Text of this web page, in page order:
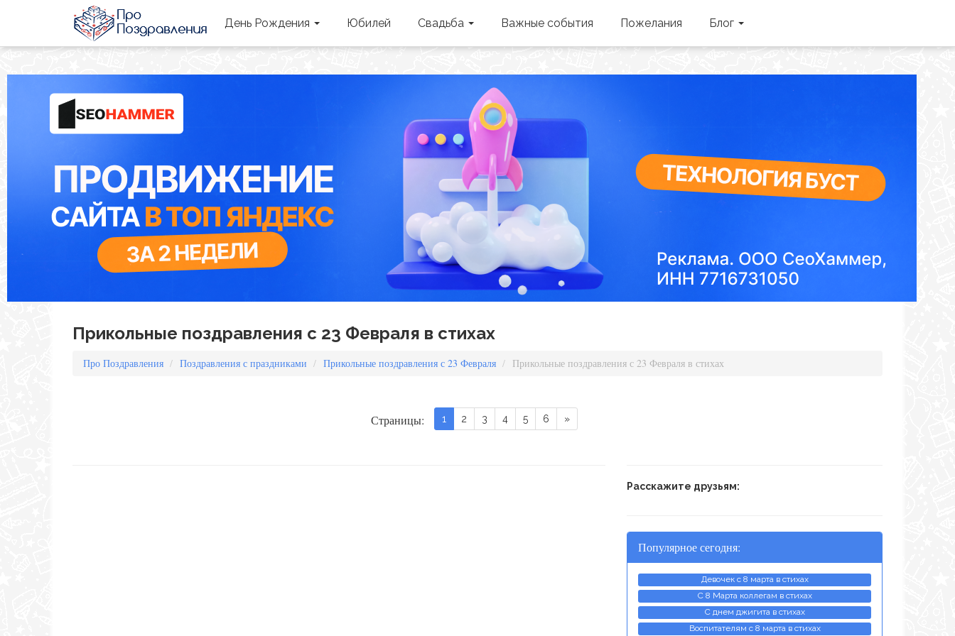
День Рождения Юбилей Свадьба Важные события Пожелания Блог
Прикольные поздравления с 23 Февраля в стихах
Про Поздравления Поздравления с праздниками Прикольные поздравления с 23 Февраля Прикольные поздравления с 23 Февраля в стихах
Страницы: 1 2 3 4 5 6 »
Расскажите друзьям:
Популярное сегодня:
Девочек с 8 марта в стихах
С 8 Марта коллегам в стихах
С днем джигита в стихах
Воспитателям с 8 марта в стихах